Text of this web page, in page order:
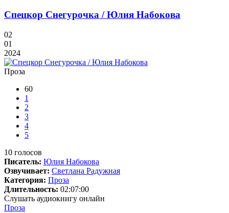
Спецкор Снегурочка / Юлия Набокова
02
01
2024
Проза
60
1
2
3
4
5
10 голосов
Писатель: Юлия Набокова
Озвучивает: Светлана Радужная
Категория: Проза
Длительность: 02:07:00
Слушать аудиокнигу онлайн
Проза